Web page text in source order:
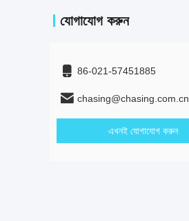
যোগাযোগ করুন
86-021-57451885
chasing@chasing.com.cn
এখনই যোগাযোগ করুন